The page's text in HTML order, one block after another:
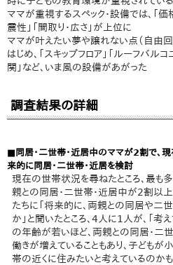
ママが重視するスペック・設備では、「価
震性」「間取り・広さ」が上位に
ママが叶えたい夢や譲れない点（自由
はじめ、「スキップフロア」「ルーフバルコ
関」など、いま風の設備があがった
調査結果の詳細
■同居・二世帯・近居中のママが2割で、
来的に同居・二世帯・近居を検討
現在の世帯状況を尋ねたところ、最も
親との同居・二世帯・近居中が2割以上
たちに「将来的に、両親との同居や二
か」と聞いたところ、4人に1人が、「考
の年齢が若いほど、両親との同居・二
働きが増えていることもあり、子どもが
帯の近くに住みたいと考えているのかも